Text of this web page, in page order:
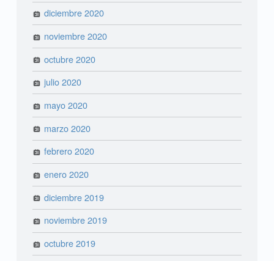
diciembre 2020
noviembre 2020
octubre 2020
julio 2020
mayo 2020
marzo 2020
febrero 2020
enero 2020
diciembre 2019
noviembre 2019
octubre 2019